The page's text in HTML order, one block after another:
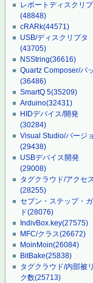
レポートディスクリ
(48848)
cRARk(44571)
USB/ディスクリプタ
(43705)
NSString(36616)
Quartz Composer/パ
(36486)
SmartQ 5(35209)
Arduino(32431)
HIDデバイス/開発
(30284)
Visual Studio/バージ
(29438)
USBデバイス開発
(29008)
タグクラウド/アクセ
(28255)
セブン・ステップ・
ド(28076)
IndivBox.key(27575)
MFC/クラス(26672)
MoinMoin(26084)
BitBake(25838)
タグクラウド/内部被
ク数(25713)